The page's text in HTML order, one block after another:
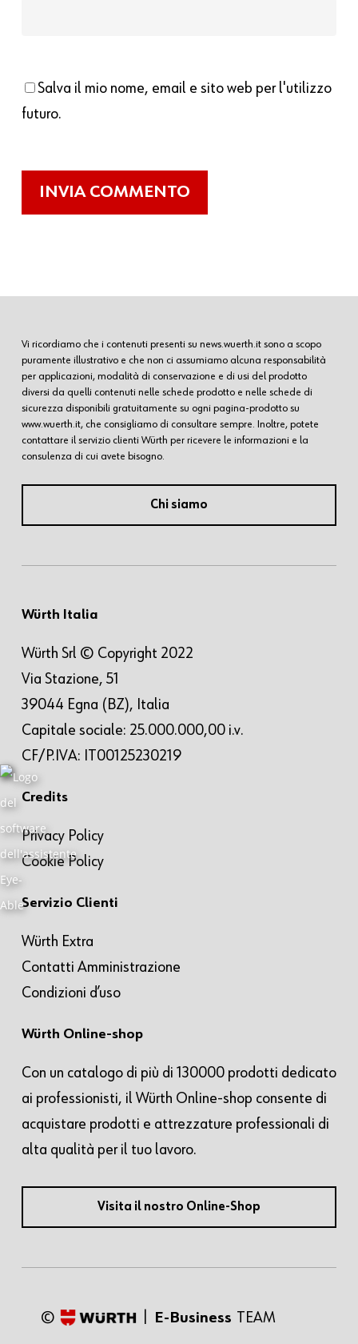
Salva il mio nome, email e sito web per l'utilizzo
futuro.
Vi ricordiamo che i contenuti presenti su news.wuerth.it sono a scopo
puramente illustrativo e che non ci assumiamo alcuna responsabilità
per applicazioni, modalità di conservazione e di usi del prodotto
diversi da quelli contenuti nelle schede prodotto e nelle schede di
sicurezza disponibili gratuitamente su ogni pagina-prodotto su
www.wuerth.it, che consigliamo di consultare sempre. Inoltre, potete
contattare il servizio clienti Würth per ricevere le informazioni e la
consulenza di cui avete bisogno.
Chi siamo
Würth Italia
Würth Srl © Copyright 2022
Via Stazione, 51
39044 Egna (BZ), Italia
Capitale sociale: 25.000.000,00 i.v.
CF/P.IVA: IT00125230219
Credits
Privacy Policy
Cookie Policy
Servizio Clienti
Würth Extra
Contatti Amministrazione
Condizioni d’uso
Würth Online-shop
Con un catalogo di più di 130000 prodotti dedicato
ai professionisti, il Würth Online-shop consente di
acquistare prodotti e attrezzature professionali di
alta qualità per il tuo lavoro.
Visita il nostro Online-Shop
© E-Business TEAM